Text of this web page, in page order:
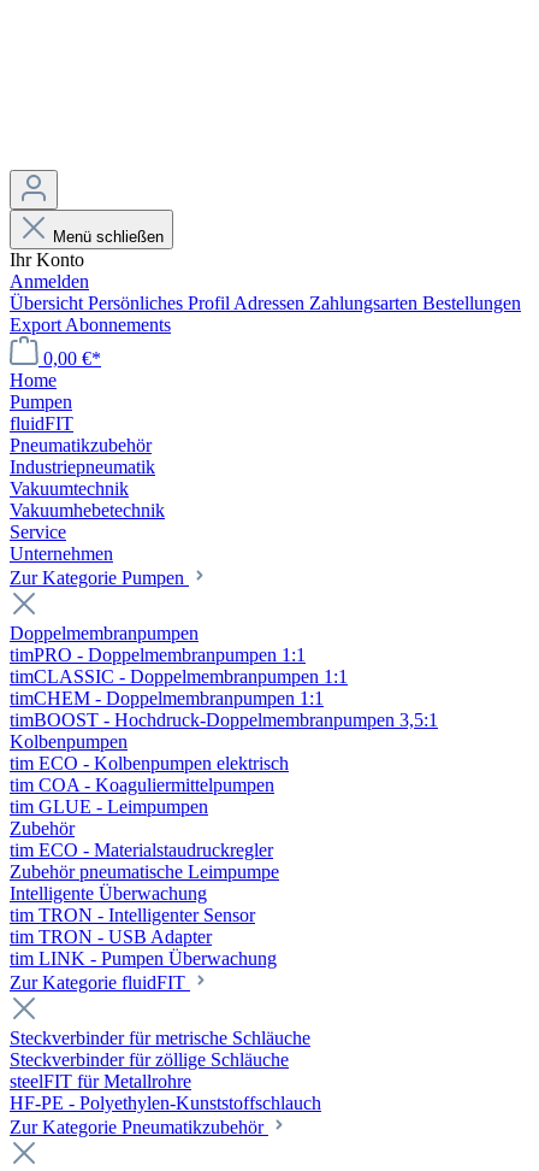
Menü schließen
Ihr Konto
Anmelden
Übersicht Persönliches Profil Adressen Zahlungsarten Bestellungen
Export Abonnements
0,00 €*
Home
Pumpen
fluidFIT
Pneumatikzubehör
Industriepneumatik
Vakuumtechnik
Vakuumhebetechnik
Service
Unternehmen
Zur Kategorie Pumpen
Doppelmembranpumpen
timPRO - Doppelmembranpumpen 1:1
timCLASSIC - Doppelmembranpumpen 1:1
timCHEM - Doppelmembranpumpen 1:1
timBOOST - Hochdruck-Doppelmembranpumpen 3,5:1
Kolbenpumpen
tim ECO - Kolbenpumpen elektrisch
tim COA - Koaguliermittelpumpen
tim GLUE - Leimpumpen
Zubehör
tim ECO - Materialstaudruckregler
Zubehör pneumatische Leimpumpe
Intelligente Überwachung
tim TRON - Intelligenter Sensor
tim TRON - USB Adapter
tim LINK - Pumpen Überwachung
Zur Kategorie fluidFIT
Steckverbinder für metrische Schläuche
Steckverbinder für zöllige Schläuche
steelFIT für Metallrohre
HF-PE - Polyethylen-Kunststoffschlauch
Zur Kategorie Pneumatikzubehör